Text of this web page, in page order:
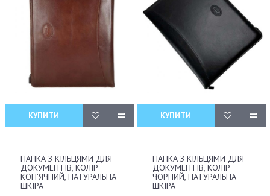
КУПИТИ
ПАПКА З КІЛЬЦЯМИ ДЛЯ
ДОКУМЕНТІВ, КОЛІР
КОН'ЯЧНИЙ, НАТУРАЛЬНА
ШКІРА
КУПИТИ
ПАПКА З КІЛЬЦЯМИ ДЛЯ
ДОКУМЕНТІВ, КОЛІР
ЧОРНИЙ, НАТУРАЛЬНА
ШКІРА